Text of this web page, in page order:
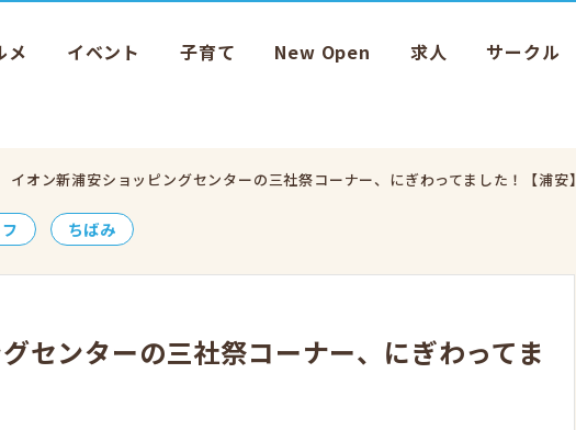
メ イベント 子育て New Open 求人 サークル
イオン新浦安ショッピングセンターの三社祭コーナー、にぎわってました！【浦安】
ちばみ
センターの三社祭コーナー、にぎわってま